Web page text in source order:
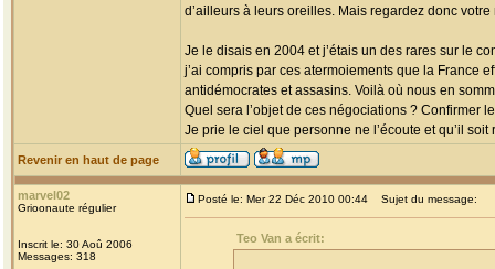
d’ailleurs à leurs oreilles. Mais regardez donc
Je le disais en 2004 et j’étais un des rares sur le
j’ai compris par ces atermoiements que la France
antidémocrates et assasins. Voilà où nous en
Quel sera l’objet de ces négociations ? Confirmer
Je prie le ciel que personne ne l’écoute et qu’il
Revenir en haut de page
marvel02
Grioonaute régulier
Inscrit le: 30 Aoû 2006
Messages: 318
Posté le: Mer 22 Déc 2010 00:44 Sujet du message:
Teo Van a écrit: